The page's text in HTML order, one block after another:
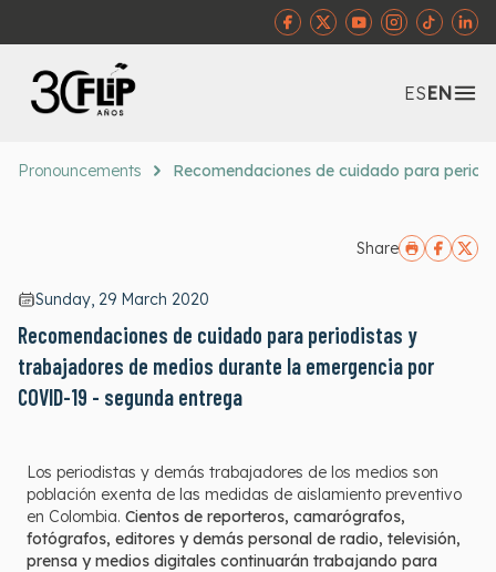
ESEN
Pronouncements Recomendaciones de cuidado para
Share
Sunday, 29 March 2020
Recomendaciones de cuidado para periodistas y
trabajadores de medios durante la emergencia por
COVID-19 - segunda entrega
Los periodistas y demás trabajadores de los medios son
población exenta de las medidas de aislamiento preventivo
en Colombia. Cientos de reporteros, camarógrafos,
fotógrafos, editores y demás personal de radio, televisión,
prensa y medios digitales continuarán trabajando para